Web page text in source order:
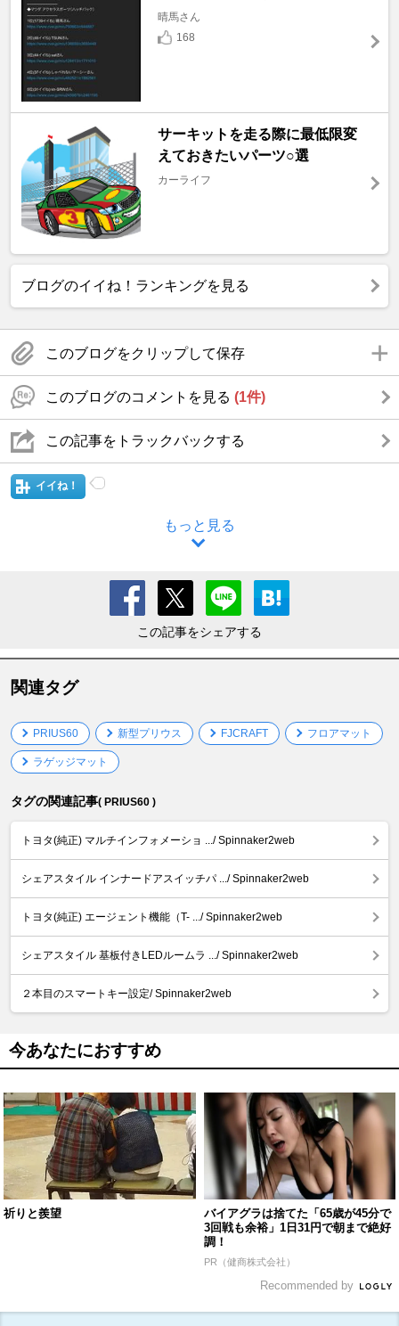
晴馬さん
168
サーキットを走る際に最低限変
えておきたいパーツ○選
カーライフ
ブログのイイね！ランキングを見る
このブログをクリップして保存
このブログのコメントを見る (1件)
この記事をトラックバックする
イイね！
もっと見る
この記事をシェアする
関連タグ
PRIUS60 新型プリウス FJCRAFT フロアマット
ラゲッジマット
タグの関連記事( PRIUS60 )
トヨタ(純正) マルチインフォメーショ .../ Spinnaker2web
シェアスタイル インナードアスイッチパ .../ Spinnaker2web
トヨタ(純正) エージェント機能（T- .../ Spinnaker2web
シェアスタイル 基板付きLEDルームラ .../ Spinnaker2web
２本目のスマートキー設定/ Spinnaker2web
今あなたにおすすめ
祈りと羨望
バイアグラは捨てた「65歳が45分で
3回戦も余裕」1日31円で朝まで絶好
調！
PR（健商株式会社）
Recommended by